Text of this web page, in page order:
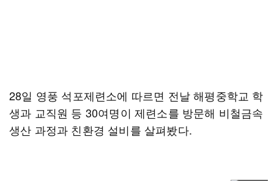
28일 영풍 석포제련소에 따르면 전날 해평중학교 학
생과 교직원 등 30여명이 제련소를 방문해 비철금속
생산 과정과 친환경 설비를 살펴봤다.